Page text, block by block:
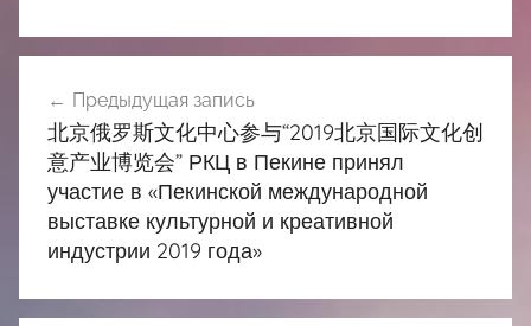
по
записям
Предыдущая запись
北京俄罗斯文化中心参与“2019北京国际文化创
意产业博览会” РКЦ в Пекине принял
участие в «Пекинской международной
выставке культурной и креативной
индустрии 2019 года»